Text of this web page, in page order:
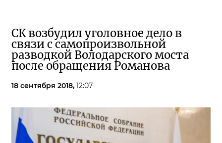
СК возбудил уголовное дело в
связи с самопроизвольной
разводкой Володарского моста
после обращения Романова
18 сентября 2018, 12:07